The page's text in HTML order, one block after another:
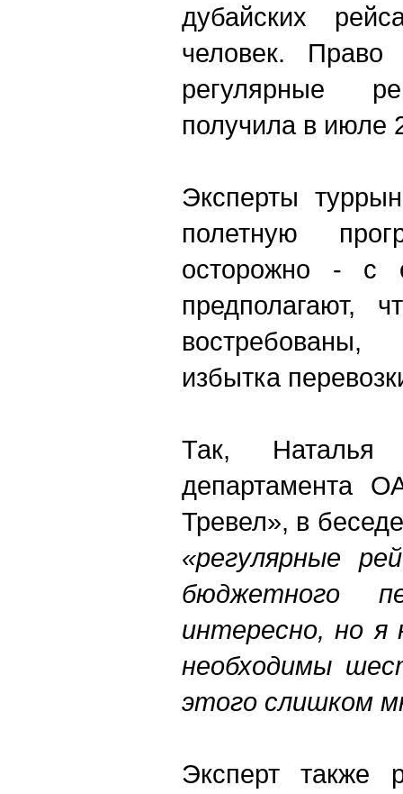
дубайских
человек.
регулярные
получила в июле
Эксперты
полетную
осторожно - с
предполагают,
избытка
Так, Наталья
департамента
Тревел», в
«регулярные
бюджетного
интересно, но
необходимы
этого слишком
Эксперт также